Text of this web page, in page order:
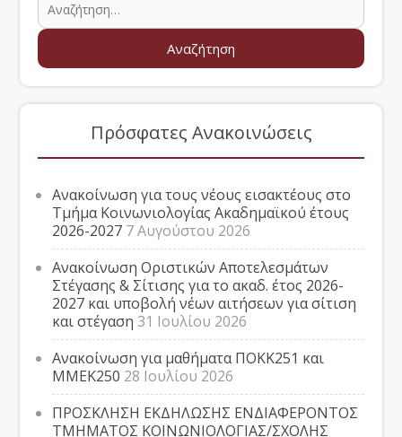
Πρόσφατες Ανακοινώσεις
Ανακοίνωση για τους νέους εισακτέους στο
Τμήμα Κοινωνιολογίας Ακαδημαϊκού έτους
2026-2027 7 Αυγούστου 2026
Ανακοίνωση Οριστικών Αποτελεσμάτων
Στέγασης & Σίτισης για το ακαδ. έτος 2026-
2027 και υποβολή νέων αιτήσεων για σίτιση
και στέγαση 31 Ιουλίου 2026
Ανακοίνωση για μαθήματα ΠΟΚΚ251 και
ΜΜΕΚ250 28 Ιουλίου 2026
ΠΡΟΣΚΛΗΣΗ ΕΚΔΗΛΩΣΗΣ ΕΝΔΙΑΦΕΡΟΝΤΟΣ
ΤΜΗΜΑΤΟΣ ΚΟΙΝΩΝΙΟΛΟΓΙΑΣ/ΣΧΟΛΗΣ